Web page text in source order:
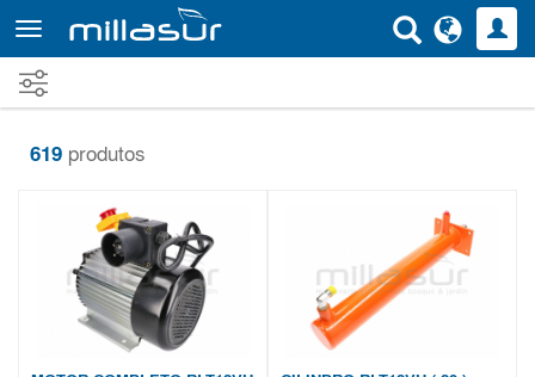
para
o
conteúdo
principal
619 produtos